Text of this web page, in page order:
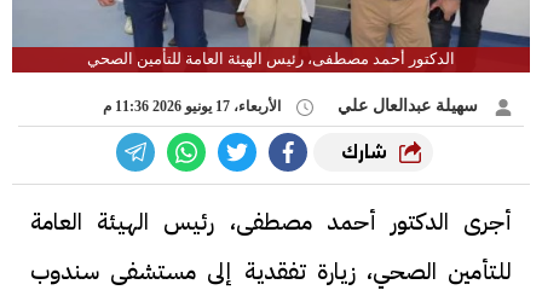
الدكتور أحمد مصطفى، رئيس الهيئة العامة للتأمين الصحي
سهيلة عبدالعال علي الأربعاء، 17 يونيو 2026 11:36 م
شارك
أجرى الدكتور أحمد مصطفى، رئيس الهيئة العامة
للتأمين الصحي، زيارة تفقدية إلى مستشفى سندوب